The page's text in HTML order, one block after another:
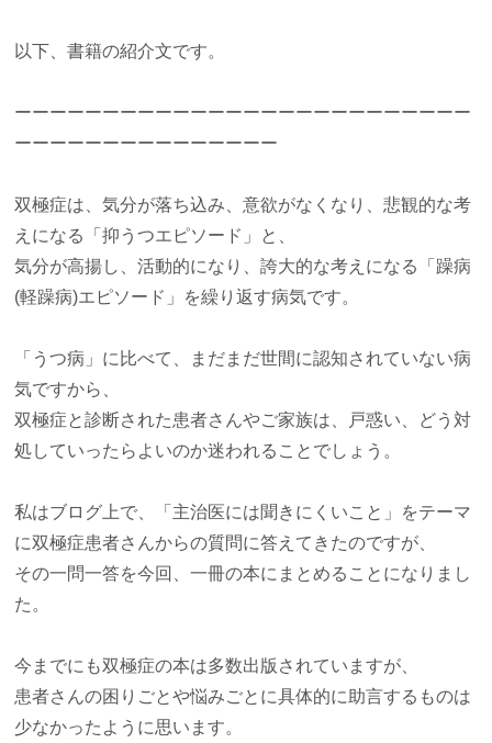
以下、書籍の紹介文です。
ーーーーーーーーーーーーーーーーーーーーーーーーーー
ーーーーーーーーーーーーーーー
双極症は、気分が落ち込み、意欲がなくなり、悲観的な考
えになる「抑うつエピソード」と、
気分が高揚し、活動的になり、誇大的な考えになる「躁病
(軽躁病)エピソード」を繰り返す病気です。
「うつ病」に比べて、まだまだ世間に認知されていない病
気ですから、
双極症と診断された患者さんやご家族は、戸惑い、どう対
処していったらよいのか迷われることでしょう。
私はブログ上で、「主治医には聞きにくいこと」をテーマ
に双極症患者さんからの質問に答えてきたのですが、
その一問一答を今回、一冊の本にまとめることになりまし
た。
今までにも双極症の本は多数出版されていますが、
患者さんの困りごとや悩みごとに具体的に助言するものは
少なかったように思います。